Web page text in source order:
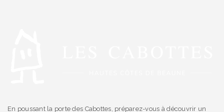
En poussant la porte des Cabottes, préparez-vous à découvrir un